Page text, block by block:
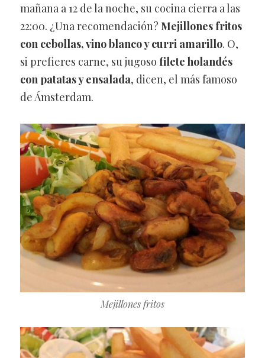
mañana a 12 de la noche, su cocina cierra a las
22:00. ¿Una recomendación? Mejillones fritos
con cebollas, vino blanco y curri amarillo. O,
si prefieres carne, su jugoso filete holandés
con patatas y ensalada, dicen, el más famoso
de Ámsterdam.
Mejillones fritos